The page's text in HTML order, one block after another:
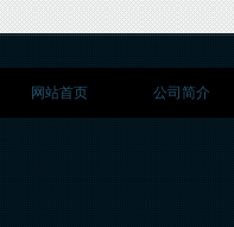
网站首页 公司简介